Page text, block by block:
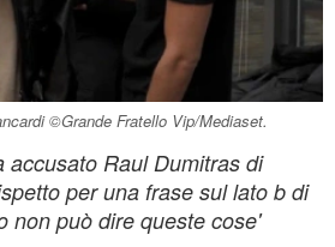
©Grande Fratello Vip/Mediaset.
accusato Raul Dumitras di
per una frase sul lato b di
non può dire queste cose'